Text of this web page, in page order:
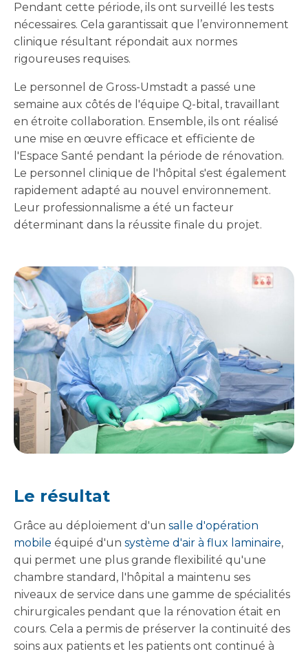
Pendant cette période, ils ont surveillé les tests
nécessaires. Cela garantissait que l’environnement
clinique résultant répondait aux normes
rigoureuses requises.
Le personnel de Gross-Umstadt a passé une
semaine aux côtés de l'équipe Q-bital, travaillant
en étroite collaboration. Ensemble, ils ont réalisé
une mise en œuvre efficace et efficiente de
l'Espace Santé pendant la période de rénovation.
Le personnel clinique de l'hôpital s'est également
rapidement adapté au nouvel environnement.
Leur professionnalisme a été un facteur
déterminant dans la réussite finale du projet.
Le résultat
Grâce au déploiement d'un salle d'opération
mobile équipé d'un système d'air à flux laminaire,
qui permet une plus grande flexibilité qu'une
chambre standard, l'hôpital a maintenu ses
niveaux de service dans une gamme de spécialités
chirurgicales pendant que la rénovation était en
cours. Cela a permis de préserver la continuité des
soins aux patients et les patients ont continué à